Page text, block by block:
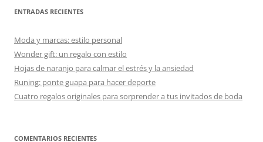
ENTRADAS RECIENTES
Moda y marcas: estilo personal
Wonder gift: un regalo con estilo
Hojas de naranjo para calmar el estrés y la ansiedad
Runing: ponte guapa para hacer deporte
Cuatro regalos originales para sorprender a tus invitados de boda
COMENTARIOS RECIENTES